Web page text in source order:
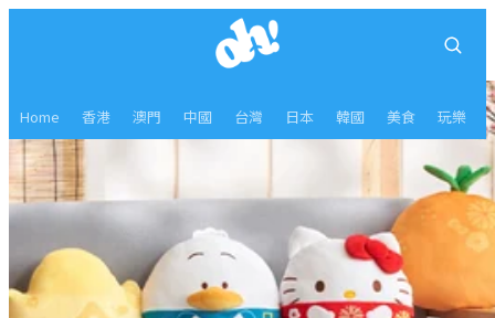
Home 香港 澳門 中國 台灣 日本 韓國 美食 玩樂